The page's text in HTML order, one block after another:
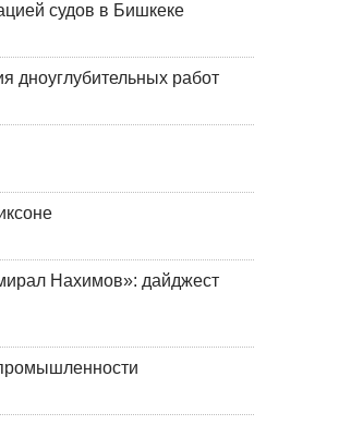
судов в Бишкеке
дноуглубительных работ
Нахимов»: дайджест